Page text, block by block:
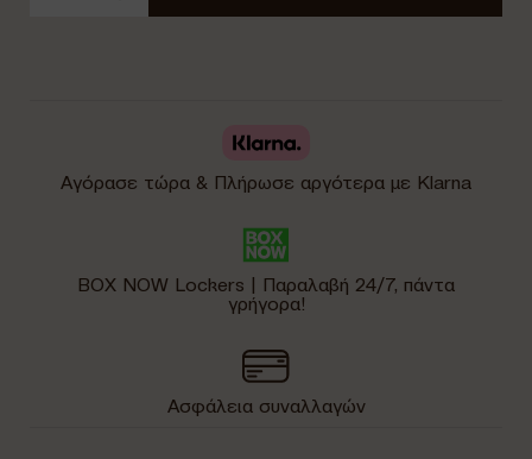
Αγόρασε τώρα & Πλήρωσε αργότερα με Klarna
BOX NOW Lockers | Παραλαβή 24/7, πάντα
γρήγορα!
Ασφάλεια συναλλαγών